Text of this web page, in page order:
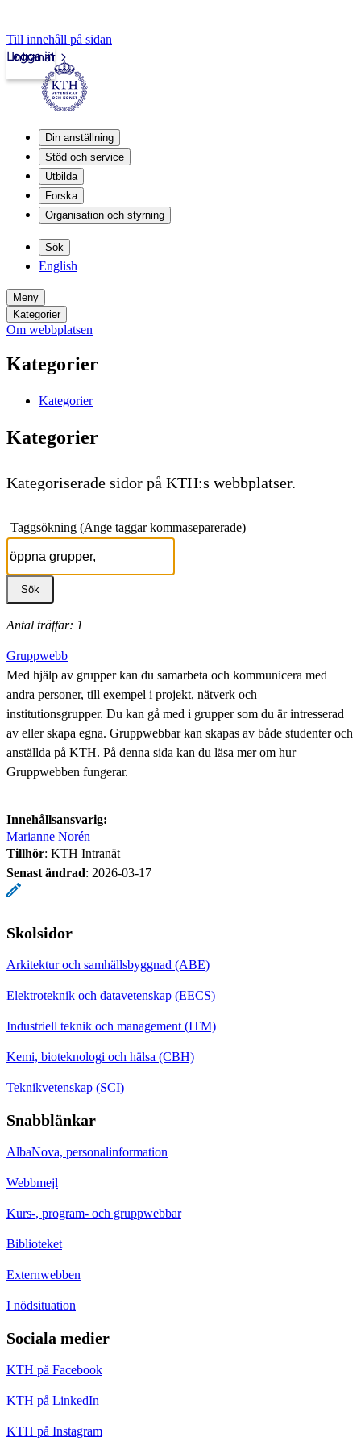
Till innehåll på sidan
Intranät
Logga in
Din anställning
Stöd och service
Utbilda
Forska
Organisation och styrning
Sök
English
Meny
Kategorier
Om webbplatsen
Kategorier
Kategorier
Kategorier
Kategoriserade sidor på KTH:s webbplatser.
Taggsökning (Ange taggar kommaseparerade)
Antal träffar: 1
Gruppwebb
Med hjälp av grupper kan du samarbeta och kommunicera med
andra personer, till exempel i projekt, nätverk och
institutionsgrupper. Du kan gå med i grupper som du är intresserad
av eller skapa egna. Gruppwebbar kan skapas av både studenter och
anställda på KTH. På denna sida kan du läsa mer om hur
Gruppwebben fungerar.
Innehållsansvarig:
Marianne Norén
Tillhör: KTH Intranät
Senast ändrad: 2026-03-17
Skolsidor
Arkitektur och samhällsbyggnad (ABE)
Elektroteknik och datavetenskap (EECS)
Industriell teknik och management (ITM)
Kemi, bioteknologi och hälsa (CBH)
Teknikvetenskap (SCI)
Snabblänkar
AlbaNova, personalinformation
Webbmejl
Kurs-, program- och gruppwebbar
Biblioteket
Externwebben
I nödsituation
Sociala medier
KTH på Facebook
KTH på LinkedIn
KTH på Instagram